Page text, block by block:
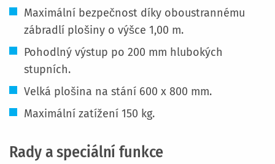
Maximální bezpečnost díky oboustrannému
zábradlí plošiny o výšce 1,00 m.
Pohodlný výstup po 200 mm hlubokých
stupních.
Velká plošina na stání 600 x 800 mm.
Maximální zatížení 150 kg.
Rady a speciální funkce